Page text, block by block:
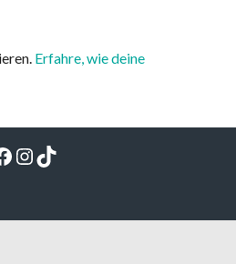
Erfahre, wie deine
Instagram
TikTok